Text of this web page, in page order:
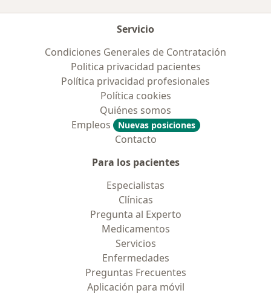
Servicio
Condiciones Generales de Contratación
Politica privacidad pacientes
Política privacidad profesionales
Política cookies
Quiénes somos
Empleos
Nuevas posiciones
Contacto
Para los pacientes
Especialistas
Clínicas
Pregunta al Experto
Medicamentos
Servicios
Enfermedades
Preguntas Frecuentes
Aplicación para móvil